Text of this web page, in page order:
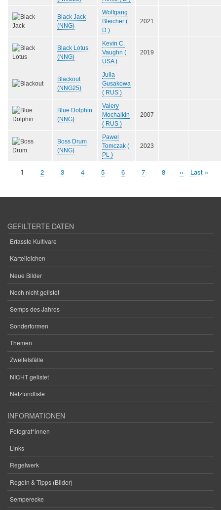
Black Jack
(NNG)
Wolfgang
Bleicher (
D )
2021
Black Lotus
(NNG)
Kevin C.
Vaughn (
USA )
2019
Blackout
(NNG25)
Julia
Gusakowa
( RUS )
Blue Dolphin
(NNG)
Valery
Mochalkin
( RUS )
2007
Boss Drum
(NNG)
Pawel
Tomczak (
PL )
2023
Seitennummerierung
Aktuelle
1 Seite
2 Seite
3 Seite
4 Seite
5 Seite
6 Seite
7 Seite
8
Nächste
››
Letzte
Last »
GEFILTERTE DATEN
Erfasste Kultivare
Karteileichen
Neue Bilder
Noch nicht gelistet
Semps des Jahres
Sonderformen
Themen
Zweifelsfälle
NICHT gelistet
Netzfundliste
INFORMATIONEN
Fotograf*innen
Links
Regelwerk
Regeln & Tipps (Bilder)
Semperecke